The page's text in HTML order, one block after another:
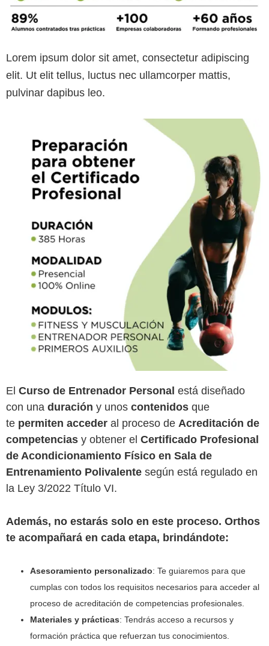
Lorem ipsum dolor sit amet, consectetur adipiscing
elit. Ut elit tellus, luctus nec ullamcorper mattis,
pulvinar dapibus leo.
El Curso de Entrenador Personal está diseñado
con una duración y unos contenidos que
te permiten acceder al proceso de Acreditación de
competencias y obtener el Certificado Profesional
de Acondicionamiento Físico en Sala de
Entrenamiento Polivalente según está regulado en
la Ley 3/2022 Título VI.
Además, no estarás solo en este proceso. Orthos
te acompañará en cada etapa, brindándote:
Asesoramiento personalizado: Te guiaremos para que
cumplas con todos los requisitos necesarios para acceder al
proceso de acreditación de competencias profesionales.
Materiales y prácticas: Tendrás acceso a recursos y
formación práctica que refuerzan tus conocimientos.